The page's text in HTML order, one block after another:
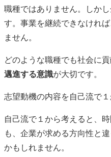
職種ではありません。しか
す。事業を継続できなけれ
ません。
どのような職種でも社会に
邁進する意識が大切です。
志望動機の内容を自己流で
自己流で１から考えると、
も、企業が求める方向性と
かもしれません。